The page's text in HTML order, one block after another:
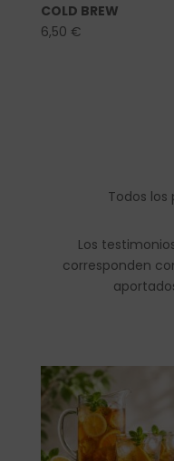
COLD BREW
6,50 €
Todos los
Los
corresponden